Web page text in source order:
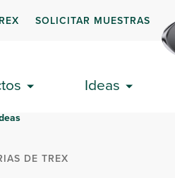
SOLICITAR MUESTRAS
Ideas
DE TREX